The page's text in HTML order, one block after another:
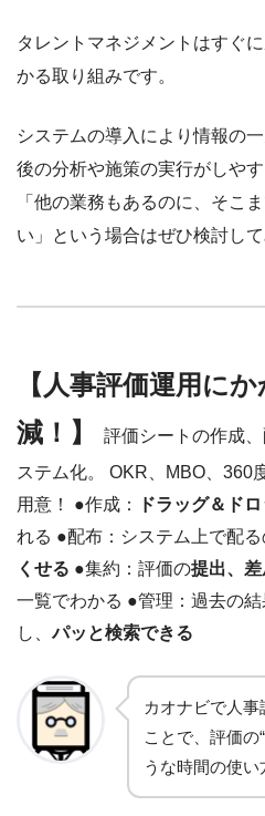
タレントマネジメントはすぐ
かる取り組みです。
システムの導入により情報の
後の分析や施策の実行がしや
「他の業務もあるのに、そこ
い」という場合はぜひ検討して
【人事評価運用に
減！】
評価シートの作成
ステム化。 OKR、MBO、360
用意！ ●作成：
ドラッグ＆ド
れる ●配布：システム上で配る
くせる ●集約：評価の提出、
一覧でわかる ●管理：過去の
し、パッと検索できる
カオナビで人
ことで、評価の
うな時間の使い